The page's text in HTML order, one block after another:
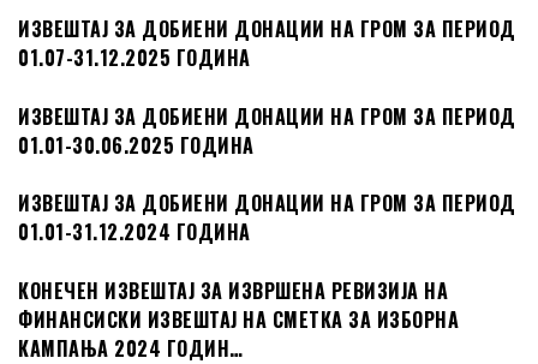
ИЗВЕШТАЈ ЗА ДОБИЕНИ ДОНАЦИИ НА ГРОМ ЗА ПЕРИОД
01.07-31.12.2025 ГОДИНА
ИЗВЕШТАЈ ЗА ДОБИЕНИ ДОНАЦИИ НА ГРОМ ЗА ПЕРИОД
01.01-30.06.2025 ГОДИНА
ИЗВЕШТАЈ ЗА ДОБИЕНИ ДОНАЦИИ НА ГРОМ ЗА ПЕРИОД
01.01-31.12.2024 ГОДИНА
КОНЕЧЕН ИЗВЕШТАЈ ЗА ИЗВРШЕНА РЕВИЗИЈА НА
ФИНАНСИСКИ ИЗВЕШТАЈ НА СМЕТКА ЗА ИЗБОРНА
КАМПАЊА 2024 ГОДИН…